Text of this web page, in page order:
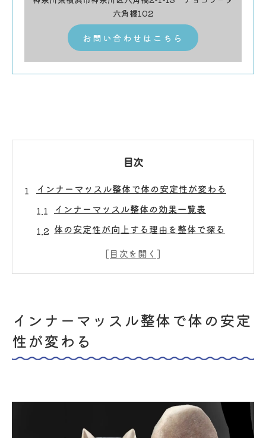
六角橋102
お問い合わせはこちら
目次
インナーマッスル整体で体の安定性が変わる
インナーマッスル整体の効果一覧表
体の安定性が向上する理由を整体で探る
整体施術で深層筋を活かすポイント
慢性痛改善に役立つ整体アプローチ比較
整体が根本改善を目指せる理由とは
整体で慢性痛を予防する生活習慣
不調に悩むならインナーマッスルを整える整体
インナーマッスル整体で体の安定
性が変わる